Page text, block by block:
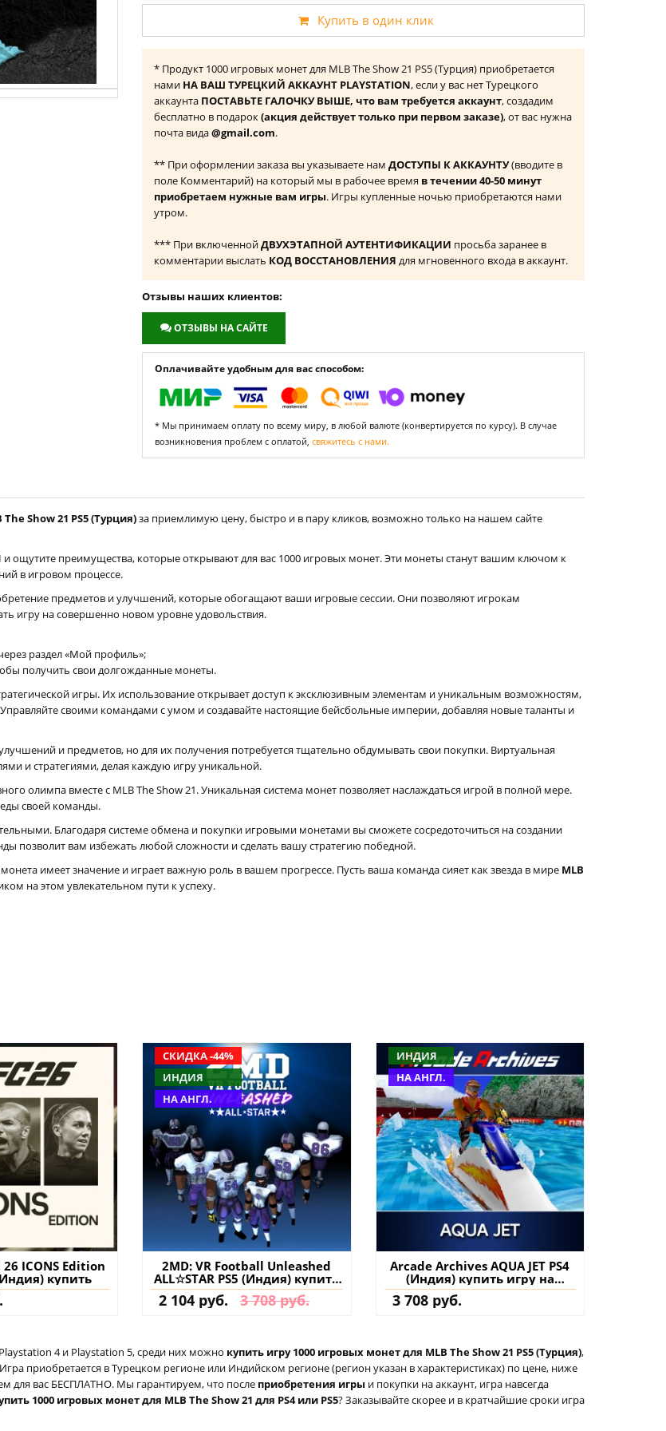
Купить в один клик
* Продукт ‎1000 игровых монет для MLB The Show 21 PS5 (Турция) приобретается
нами НА ВАШ ТУРЕЦКИЙ АККАУНТ PLAYSTATION, если у вас нет Турецкого
аккаунта ПОСТАВЬТЕ ГАЛОЧКУ ВЫШЕ, что вам требуется аккаунт, создадим
бесплатно в подарок(акция действует только при первом заказе), от вас нужна
почта вида@gmail.com.
** При оформлении заказа вы указываете нам ДОСТУПЫ К АККАУНТУ(вводите в
поле Комментарий) на который мы в рабочее время в течении 40-50 минут
приобретаем нужные вам игры. Игры купленные ночью приобретаются нами
утром.
*** При включеннойДВУХЭТАПНОЙ АУТЕНТИФИКАЦИИ просьба заранее в
комментарии выслать КОД ВОССТАНОВЛЕНИЯ для мгновенного входа в аккаунт.
Отзывы наших клиентов:
ОТЗЫВЫ НА САЙТЕ
Оплачивайте удобным для вас способом:
* Мы принимаем оплату по всему миру, в любой валюте (конвертируется по курсу). В случае
возникновения проблем с оплатой, свяжитесь с нами.
Show 21 PS5 (Турция)за приемлимую цену, быстро и в пару кликов, возможно только на нашем сайте
и ощутите преимущества, которые открывают для вас 1000 игровых монет. Эти монеты станут вашим ключом к
в игровом процессе.
предметов и улучшений, которые обогащают ваши игровые сессии. Они позволяют игрокам
игру на совершенно новом уровне удовольствия.
раздел «Мой профиль»;
получить свои долгожданные монеты.
игры. Их использование открывает доступ к эксклюзивным элементам и уникальным возможностям,
своими командами с умом и создавайте настоящие бейсбольные империи, добавляя новые таланты и
и предметов, но для их получения потребуется тщательно обдумывать свои покупки. Виртуальная
и стратегиями, делая каждую игру уникальной.
олимпа вместе с MLB The Show 21. Уникальная система монет позволяет наслаждаться игрой в полной мере.
своей команды.
Благодаря системе обмена и покупки игровыми монетами вы сможете сосредоточиться на создании
позволит вам избежать любой сложности и сделать вашу стратегию победной.
имеет значение и играет важную роль в вашем прогрессе. Пусть ваша команда сияет как звезда в мире MLB
на этом увлекательном пути к успеху.
26 ICONS Edition
купить
СКИДКА -44%
ИНДИЯ
НА АНГЛ.
2MD: VR Football Unleashed
ALL☆STAR PS5 (Индия) купить
игру на аккаунт
2 104 руб. 3 708 руб.
ИНДИЯ
НА АНГЛ.
Arcade Archives AQUA JET PS4
(Индия) купить игру на
аккаунт
3 708 руб.
4 и Playstation 5, среди них можно купить игру ‎1000 игровых монет для MLB The Show 21 PS5 (Турция),
приобретается в Турецком регионе или Индийском регионе (регион указан в характеристиках) по цене, ниже
для вас БЕСПЛАТНО. Мы гарантируем, что после приобретения игры и покупки на аккаунт, игра навсегда
‎1000 игровых монет для MLB The Show 21 для PS4 или PS5? Заказывайте скорее и в кратчайшие сроки игра